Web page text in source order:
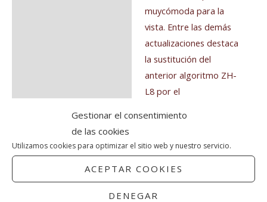
Gestionar el consentimiento
de las cookies
Utilizamos cookies para optimizar el sitio web y nuestro servicio.
ACEPTAR COOKIES
DENEGAR
muycómoda para la
vista. Entre las demás
actualizaciones destaca
la sustitución del
anterior algoritmo ZH-
L8 por el
de 16 tejidos. Su
navegación más intuitiva
facilita el